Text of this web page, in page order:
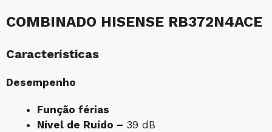
COMBINADO HISENSE RB372N4ACE
Características
Desempenho
Função férias
Nível de Ruído – 39 dB